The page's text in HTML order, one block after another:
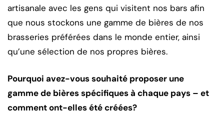
artisanale avec les gens qui visitent nos bars afin
que nous stockons une gamme de bières de nos
brasseries préférées dans le monde entier, ainsi
qu’une sélection de nos propres bières.
Pourquoi avez-vous souhaité proposer une
gamme de bières spécifiques à chaque pays – et
comment ont-elles été créées?